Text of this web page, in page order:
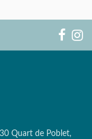
Quart de Poblet,